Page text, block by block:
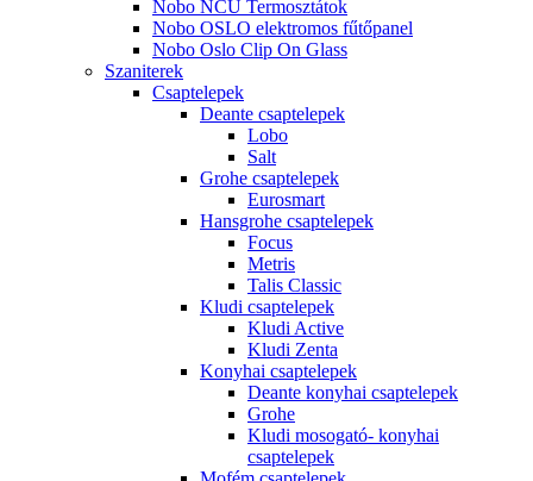
Nobo NCU Termosztátok
Nobo OSLO elektromos fűtőpanel
Nobo Oslo Clip On Glass
Szaniterek
Csaptelepek
Deante csaptelepek
Lobo
Salt
Grohe csaptelepek
Eurosmart
Hansgrohe csaptelepek
Focus
Metris
Talis Classic
Kludi csaptelepek
Kludi Active
Kludi Zenta
Konyhai csaptelepek
Deante konyhai csaptelepek
Grohe
Kludi mosogató- konyhai
csaptelepek